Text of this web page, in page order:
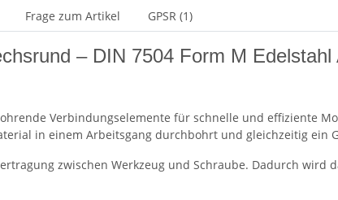
Frage zum Artikel GPSR (1)
– DIN 7504 Form M Edelstahl
Verbindungselemente für schnelle und effiziente
in einem Arbeitsgang durchbohrt und gleichzeitig ein
zwischen Werkzeug und Schraube. Dadurch wird